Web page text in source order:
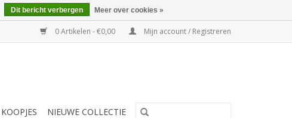
0 Artikelen - €0,00 Mijn account / Registreren
KOOPJES NIEUWE COLLECTIE
Dit bericht verbergen Meer over cookies »